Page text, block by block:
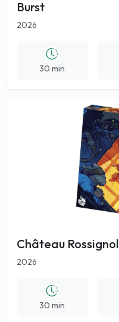
Burst
2026
30 min
Château Rossignol
2026
30 min